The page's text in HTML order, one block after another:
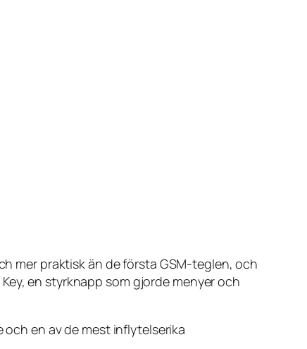
mer praktisk än de första GSM-teglen, och
en styrknapp som gjorde menyer och
en av de mest inflytelserika